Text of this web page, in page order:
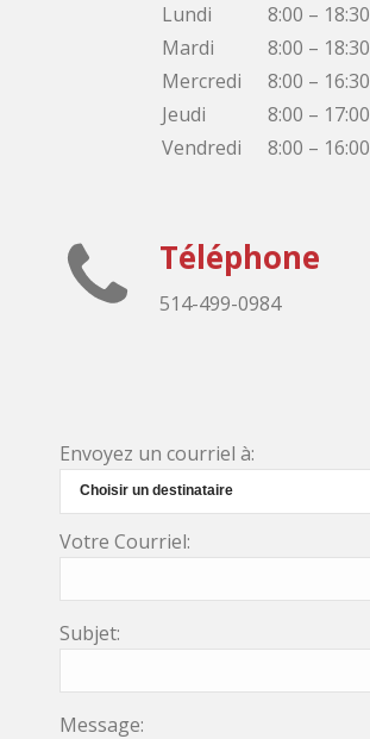
Lundi
Mardi
Mercredi
Jeudi
Vendredi
8:00 – 18:30
8:00 – 18:30
8:00 – 16:30
8:00 – 17:00
8:00 – 16:00
Téléphone
514-499-0984
Envoyez un courriel à:
Votre Courriel:
Subjet:
Message: